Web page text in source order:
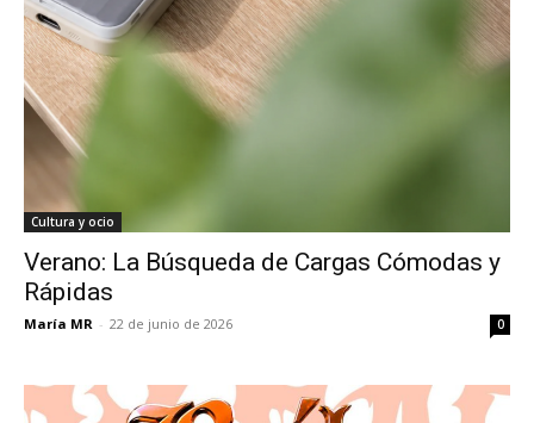
Cultura y ocio
Verano: La Búsqueda de Cargas Cómodas y
Rápidas
María MR - 22 de junio de 2026 0